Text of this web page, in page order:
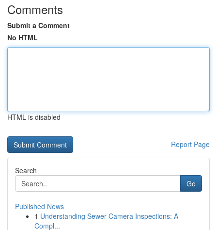
Comments
Submit a Comment
No HTML
HTML is disabled
Report Page
Search
Go
Published News
1 Understanding Sewer Camera Inspections: A
Compl...